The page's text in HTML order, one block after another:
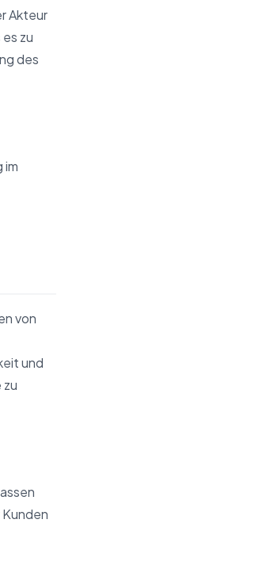
Akteur
zu
des
im
von
und
zu